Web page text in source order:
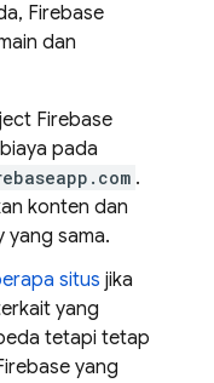
Firebase
dan
Firebase
pada
.
konten dan
sama.
situs jika
yang
tetapi tetap
yang